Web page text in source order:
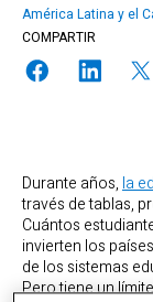
América Latina y el
COMPARTIR
Durante años, la
través de tablas,
Cuántos
invierten los
de los sistemas
Pero tiene un